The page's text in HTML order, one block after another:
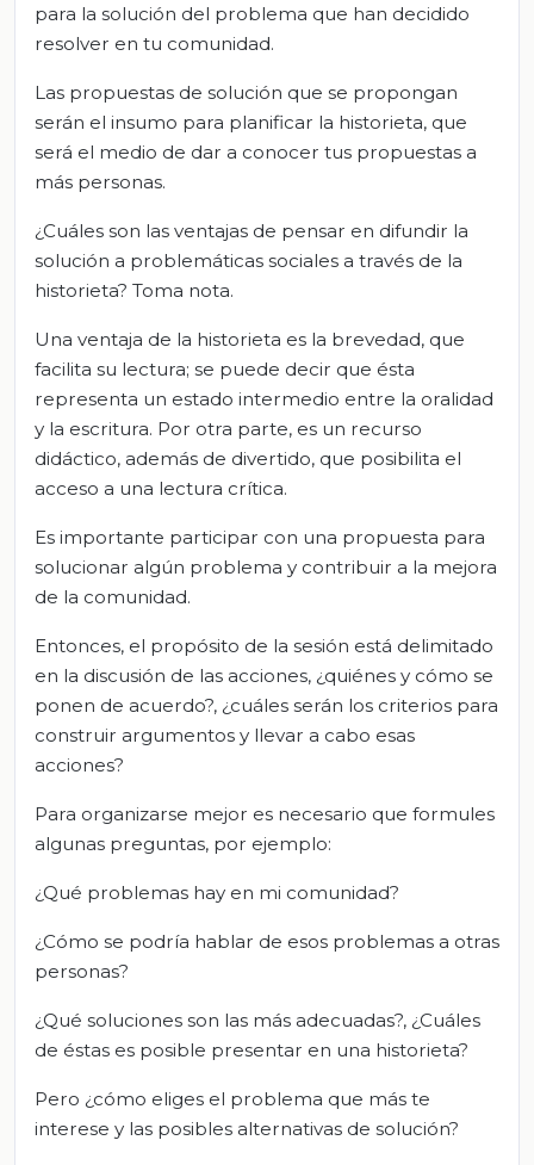
para la solución del problema que han decidido
resolver en tu comunidad.
Las propuestas de solución que se propongan
serán el insumo para planificar la historieta, que
será el medio de dar a conocer tus propuestas a
más personas.
¿Cuáles son las ventajas de pensar en difundir la
solución a problemáticas sociales a través de la
historieta? Toma nota.
Una ventaja de la historieta es la brevedad, que
facilita su lectura; se puede decir que ésta
representa un estado intermedio entre la oralidad
y la escritura. Por otra parte, es un recurso
didáctico, además de divertido, que posibilita el
acceso a una lectura crítica.
Es importante participar con una propuesta para
solucionar algún problema y contribuir a la mejora
de la comunidad.
Entonces, el propósito de la sesión está delimitado
en la discusión de las acciones, ¿quiénes y cómo se
ponen de acuerdo?, ¿cuáles serán los criterios para
construir argumentos y llevar a cabo esas
acciones?
Para organizarse mejor es necesario que formules
algunas preguntas, por ejemplo:
¿Qué problemas hay en mi comunidad?
¿Cómo se podría hablar de esos problemas a otras
personas?
¿Qué soluciones son las más adecuadas?, ¿Cuáles
de éstas es posible presentar en una historieta?
Pero ¿cómo eliges el problema que más te
interese y las posibles alternativas de solución?